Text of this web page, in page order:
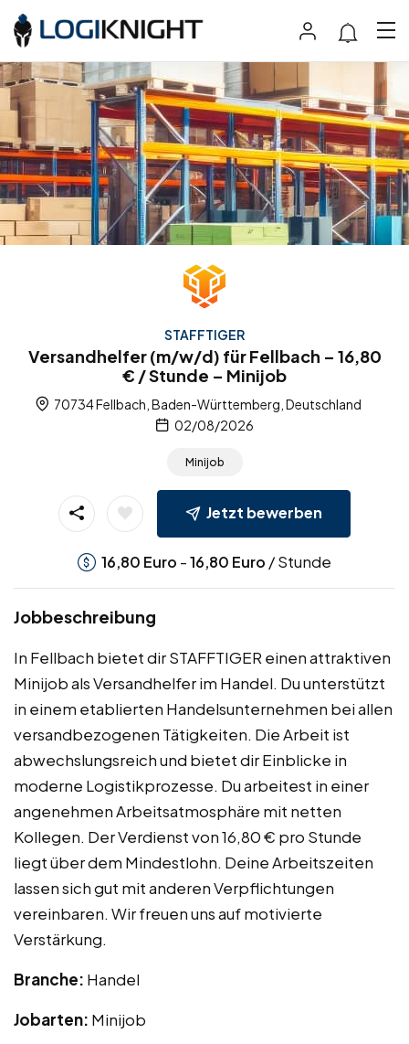
STAFFTIGER
Versandhelfer (m/w/d) für Fellbach – 16,80
€ / Stunde – Minijob
70734 Fellbach, Baden-Württemberg, Deutschland
02/08/2026
Minijob
Jetzt bewerben
16,80 Euro -16,80 Euro / Stunde
Jobbeschreibung
In Fellbach bietet dir STAFFTIGER einen attraktiven
Minijob als Versandhelfer im Handel. Du unterstützt
in einem etablierten Handelsunternehmen bei allen
versandbezogenen Tätigkeiten. Die Arbeit ist
abwechslungsreich und bietet dir Einblicke in
moderne Logistikprozesse. Du arbeitest in einer
angenehmen Arbeitsatmosphäre mit netten
Kollegen. Der Verdienst von 16,80 € pro Stunde
liegt über dem Mindestlohn. Deine Arbeitszeiten
lassen sich gut mit anderen Verpflichtungen
vereinbaren. Wir freuen uns auf motivierte
Verstärkung.
Branche: Handel
Jobarten: Minijob